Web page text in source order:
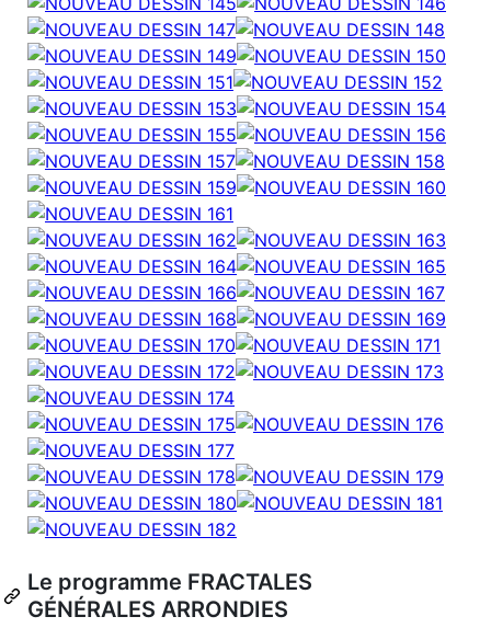
Le programme FRACTALES
GÉNÉRALES ARRONDIES